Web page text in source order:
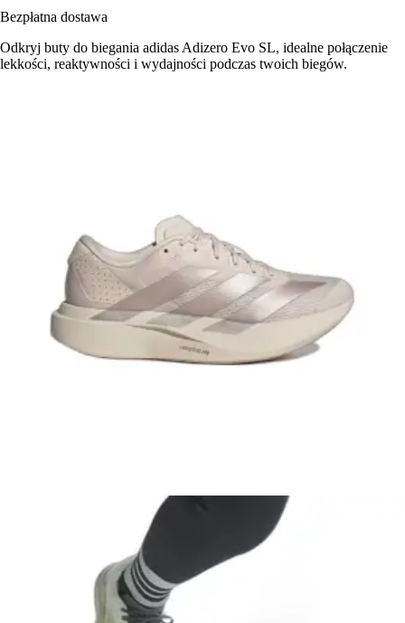
Bezpłatna dostawa
Odkryj buty do biegania adidas Adizero Evo SL, idealne połączenie
lekkości, reaktywności i wydajności podczas twoich biegów.